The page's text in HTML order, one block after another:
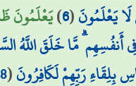
يَعْلَمُونَ(
6
)يَعْلَمُونَ
أَنفُسِهِم ۗ مَّا خَلَقَ اللَّهُ
بِلِقَاءِ رَبِّهِمْ لَكَافِرُونَ(
8